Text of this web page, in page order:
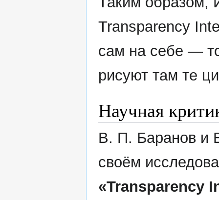
Transparency
сам на себе —
рисуют там те
Научная
В. П. Баранов и
своём
«Transparency